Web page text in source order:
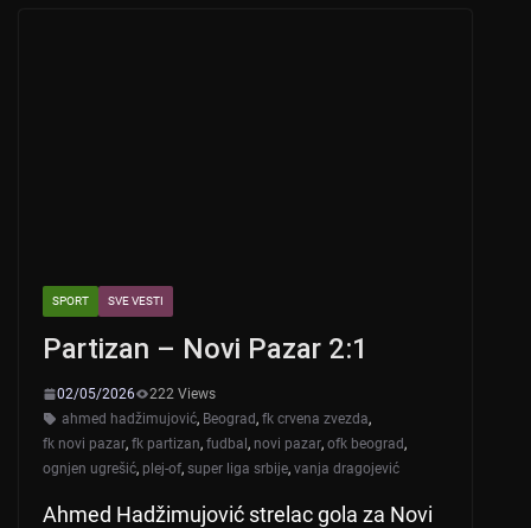
SPORT SVE VESTI
Partizan – Novi Pazar 2:1
02/05/2026
222 Views
ahmed hadžimujović, Beograd, fk crvena zvezda,
fk novi pazar, fk partizan, fudbal, novi pazar, ofk beograd,
ognjen ugrešić, plej-of, super liga srbije, vanja dragojević
Ahmed Hadžimujović strelac gola za Novi